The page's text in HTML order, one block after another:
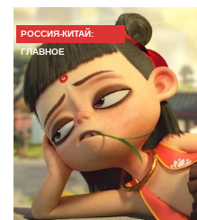
РОССИЯ-КИТАЙ:
ГЛАВНОЕ